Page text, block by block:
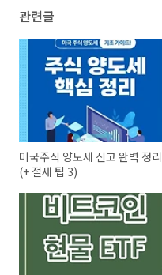
관련글
미국주식 양도세 신고 완벽 정리
(+ 절세 팁 3)